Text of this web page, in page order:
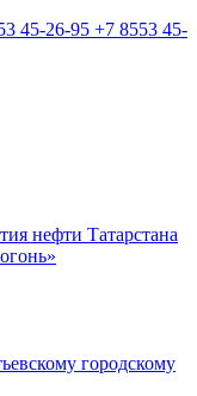
45-26-95 +7 8553 45-
нефти Татарстана
городскому